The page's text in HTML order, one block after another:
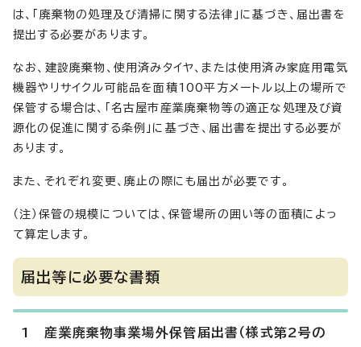
は、「廃棄物の処理及び清掃に関する法律」に基づき、届出書を
提出する必要があります。
なお、建設廃棄物、使用済みタイヤ、または使用済み家庭用電気
機器やリサイクル可能品を面積100平方メートル以上の場所で
保管する場合は、「名古屋市産業廃棄物等の適正な処理及び資
源化の促進に関する条例」に基づき、届出書を提出する必要が
あります。
また、それぞれ変更、廃止の際にも届出が必要です。
（注）保管の規模については、保管場所の囲い等の面積によっ
て算定します。
届出等に必要な書類
1 産業廃棄物事業場外保管届出書（様式第2号の